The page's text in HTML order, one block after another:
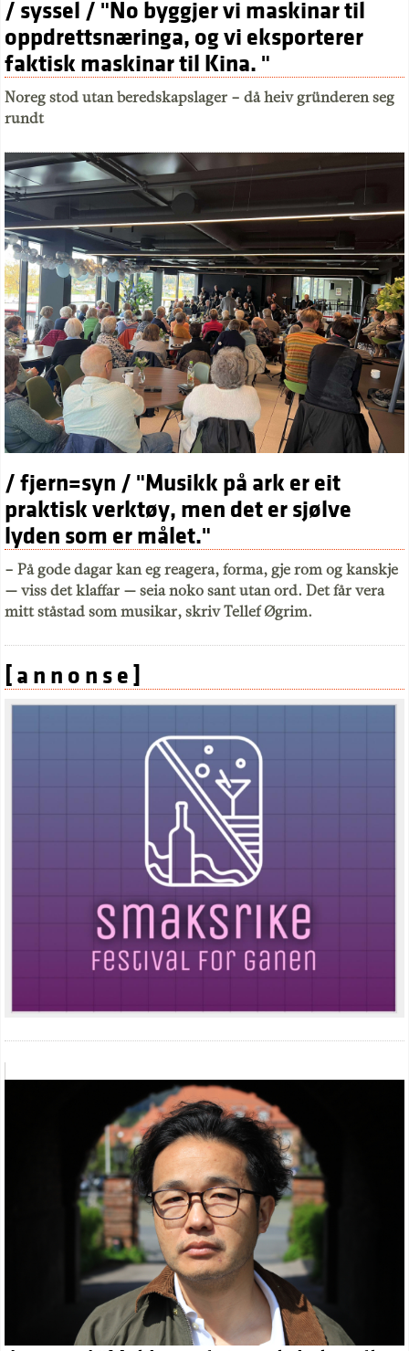
/ syssel / "No byggjer vi maskinar til
oppdrettsnæringa, og vi eksporterer
faktisk maskinar til Kina. "
Noreg stod utan beredskapslager – då heiv gründeren seg
rundt
/ fjern=syn / "Musikk på ark er eit
praktisk verktøy, men det er sjølve
lyden som er målet."
– På gode dagar kan eg reagera, forma, gje rom og kanskje
— viss det klaffar — seia noko sant utan ord. Det får vera
mitt ståstad som musikar, skriv Tellef Øgrim.
[ a n n o n s e ]